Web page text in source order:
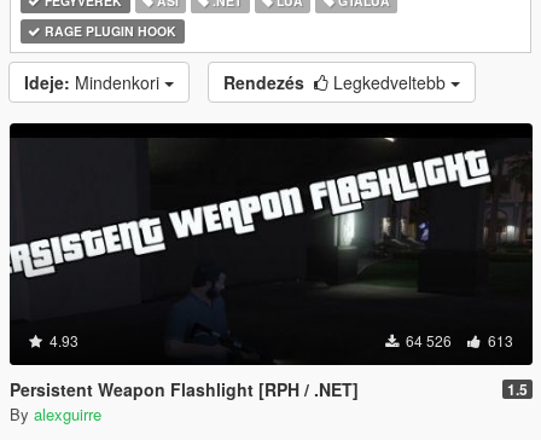
RAGE PLUGIN HOOK
Ideje: Mindenkori Rendezés Legkedveltebb
4.93 64 526 613
Persistent Weapon Flashlight [RPH / .NET] 1.5
By alexguirre